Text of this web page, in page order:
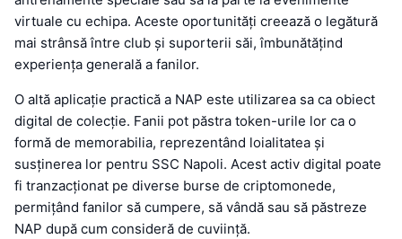
virtuale cu echipa. Aceste oportunități creează o legătură
mai strânsă între club și suporterii săi, îmbunătățind
experiența generală a fanilor.
O altă aplicație practică a NAP este utilizarea sa ca obiect
digital de colecție. Fanii pot păstra token-urile lor ca o
formă de memorabilia, reprezentând loialitatea și
susținerea lor pentru SSC Napoli. Acest activ digital poate
fi tranzacționat pe diverse burse de criptomonede,
permițând fanilor să cumpere, să vândă sau să păstreze
NAP după cum consideră de cuviință.